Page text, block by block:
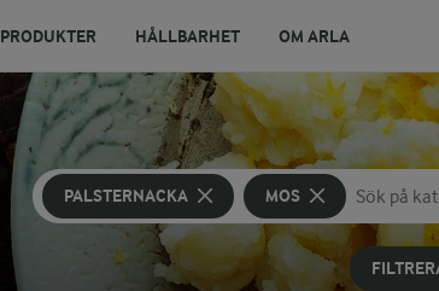
PRODUKTER HÅLLBARHET OM ARLA
PALSTERNACKA MOS
Sök på
Skriv in